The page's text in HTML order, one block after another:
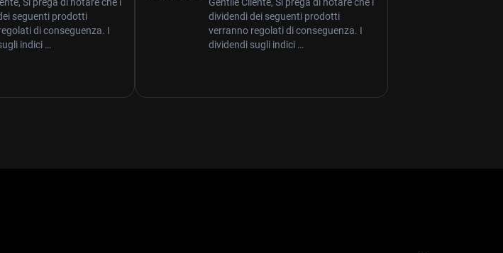
seguenti prodotti
di conseguenza. I
indici …
,2026
dividendi dei seguenti prodotti
verranno regolati di conseguenza. I
dividendi sugli indici …